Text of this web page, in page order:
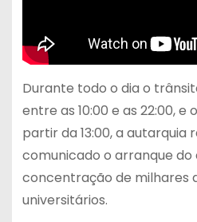
Durante todo o dia o
entre as 10:00 e as 22:00, e
partir da 13:00, a autarquia
comunicado o arranque do
concentração de milhares
universitários.